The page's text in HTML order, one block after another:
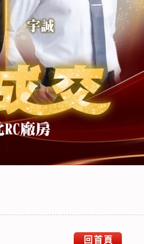
回首頁